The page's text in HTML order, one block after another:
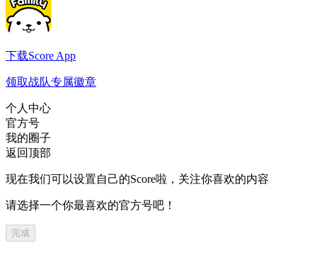
下载Score App
领取战队专属徽章
个人中心
官方号
我的圈子
返回顶部
现在我们可以设置自己的Score啦，关注你喜欢的内容
请选择一个你最喜欢的官方号吧！
完成